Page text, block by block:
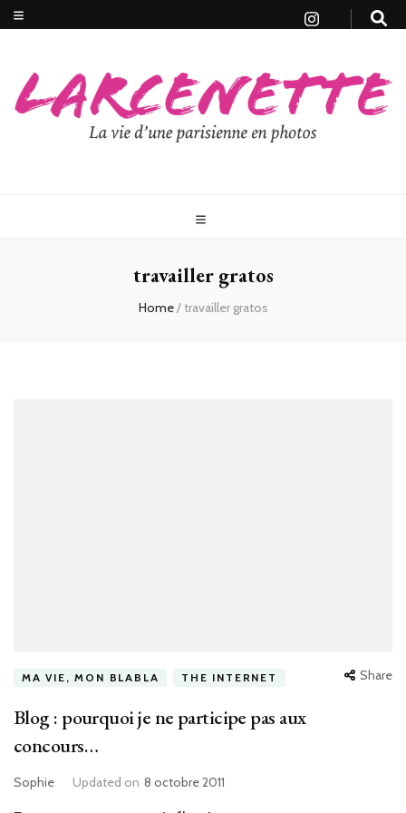
travailler gratos
Home/travailler gratos
MA VIE, MON BLABLA THE INTERNET Share
Blog : pourquoi je ne participe pas aux
concours…
Sophie Updated on 8 octobre 2011